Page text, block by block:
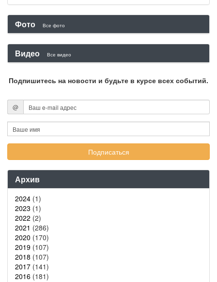
Фото Все фото
Видео Все видео
Подпишитесь на новости и будьте в курсе всех событий.
@
Архив
2024 (1)
2023 (1)
2022 (2)
2021 (286)
2020 (170)
2019 (107)
2018 (107)
2017 (141)
2016 (181)